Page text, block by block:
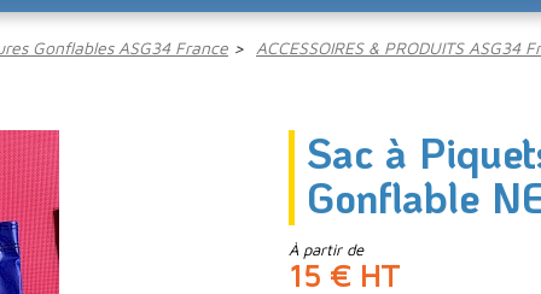
Gonflables ASG34 France ACCESSOIRES & PRODUITS ASG34
Sac à
Gonflable
À partir de
15 € HT